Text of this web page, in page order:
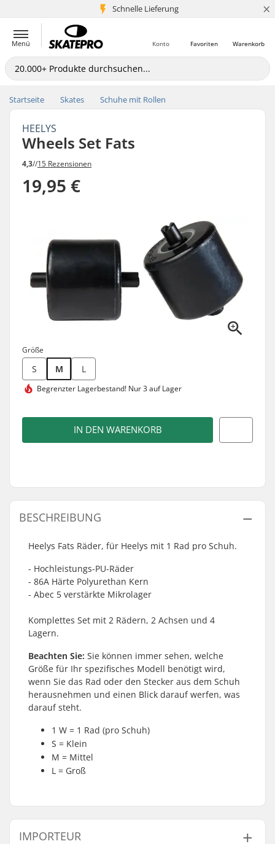
Schnelle Lieferung
5+ Mio. Kunden ×
Menü Warenkorb
Favoriten
Konto
Startseite Skates Schuhe mit Rollen
HEELYS
Wheels Set Fats
4,3//15 Rezensionen
19,95 €
Größe
S M L
Begrenzter Lagerbestand! Nur 3 auf Lager
IN DEN WARENKORB
BESCHREIBUNG
Heelys Fats Räder, für Heelys mit 1 Rad pro Schuh.
- Hochleistungs-PU-Räder
- 86A Härte Polyurethan Kern
- Abec 5 verstärkte Mikrolager
Komplettes Set mit 2 Rädern, 2 Achsen und 4
Lagern.
Beachten Sie: Sie können immer sehen, welche
Größe für Ihr spezifisches Modell benötigt wird,
wenn Sie das Rad oder den Stecker aus dem Schuh
herausnehmen und einen Blick darauf werfen, was
darauf steht.
1 W = 1 Rad (pro Schuh)
S = Klein
M = Mittel
L = Groß
IMPORTEUR